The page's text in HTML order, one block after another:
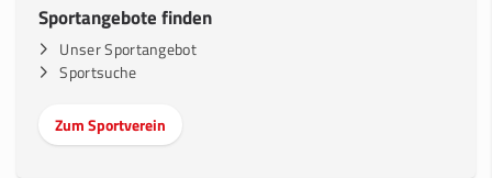
Sportangebote finden
Unser Sportangebot
Sportsuche
Zum Sportverein